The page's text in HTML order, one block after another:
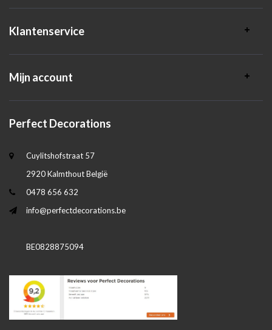
Klantenservice
Mijn account
Perfect Decorations
Cuylitshofstraat 57
2920 Kalmthout België
0478 656 632
info@perfectdecorations.be
BE0828875094